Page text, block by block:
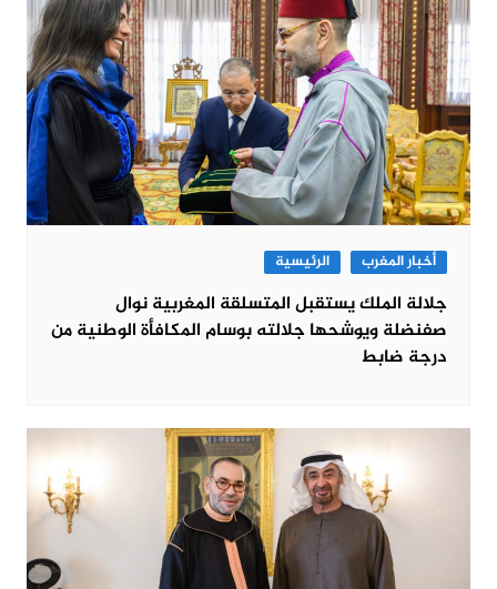
أخبار المغرب الرئيسية
جلالة الملك يستقبل المتسلقة المغربية نوال
صفنضلة ويوشحها جلالته بوسام المكافأة الوطنية من
درجة ضابط